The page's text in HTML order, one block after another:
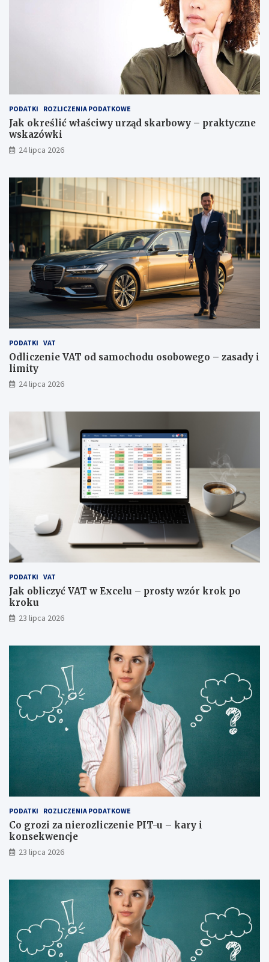
PODATKI ROZLICZENIA PODATKOWE
Jak określić właściwy urząd skarbowy – praktyczne
wskazówki
24 lipca 2026
PODATKI VAT
Odliczenie VAT od samochodu osobowego – zasady i
limity
24 lipca 2026
PODATKI VAT
Jak obliczyć VAT w Excelu – prosty wzór krok po
kroku
23 lipca 2026
PODATKI ROZLICZENIA PODATKOWE
Co grozi za nierozliczenie PIT-u – kary i
konsekwencje
23 lipca 2026